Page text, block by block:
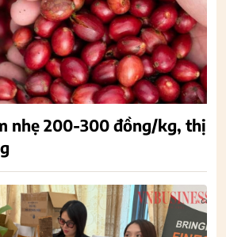
nhẹ 200-300 đồng/kg, thị